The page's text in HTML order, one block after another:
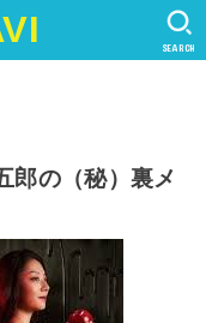
SEARCH
郎の（秘）裏メ